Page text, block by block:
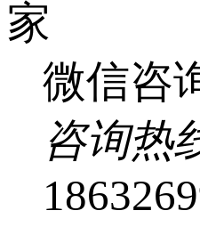
微信咨
咨询热